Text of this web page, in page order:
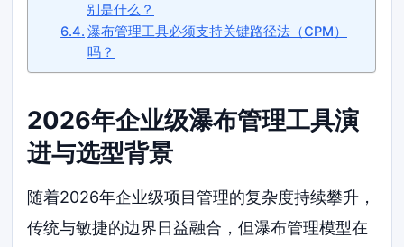
别是什么？
瀑布管理工具必须支持关键路径法（CPM）
吗？
2026年企业级瀑布管理工具演
进与选型背景
随着2026年企业级项目管理的复杂度持续攀升，
传统与敏捷的边界日益融合，但瀑布管理模型在